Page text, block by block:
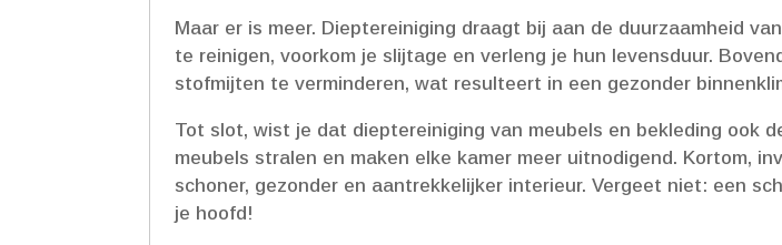
Maar er is meer.​ Dieptereiniging draagt bij aan de duurzaamheid
te reinigen, voorkom je slijtage en verleng je hun levensduur.​
stofmijten te verminderen, wat resulteert in een gezonder
Tot slot, wist je dat dieptereiniging van meubels en bekleding ook
meubels stralen en maken elke kamer meer uitnodigend.​ Kortom,
schoner, gezonder en aantrekkelijker interieur.​ Vergeet niet: een
je hoofd!